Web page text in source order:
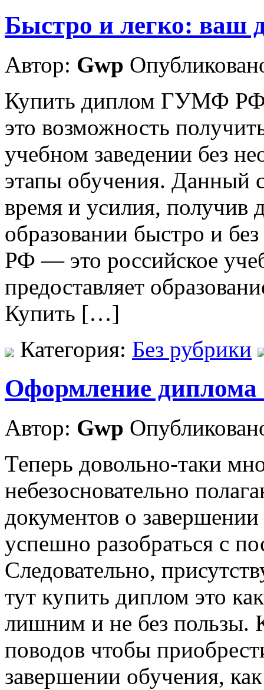
Быстро и легко: ваш
Автор: Gwp
Купить диплом ГУМФ
это возможность
учебном заведении без
этапы обучения. Данный
время и усилия, получив
образовании быстро и
РФ — это российское
предоставляет
Купить […]
Категория: Без рубрики
Оформление
Автор: Gwp
Теперь довольно-таки
небезосновательно
документов о
успешно разобраться с
Следовательно,
тут купить диплом это
лишним и не без пользы.
поводов чтобы
завершении обучения,